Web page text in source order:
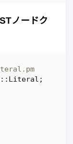
ノードク
;